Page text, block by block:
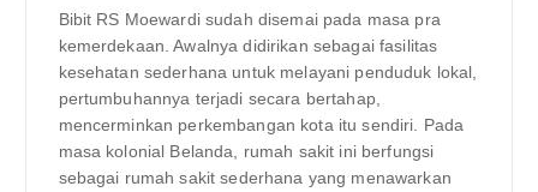
Bibit RS Moewardi sudah disemai pada masa pra
kemerdekaan. Awalnya didirikan sebagai fasilitas
kesehatan sederhana untuk melayani penduduk lokal,
pertumbuhannya terjadi secara bertahap,
mencerminkan perkembangan kota itu sendiri. Pada
masa kolonial Belanda, rumah sakit ini berfungsi
sebagai rumah sakit sederhana yang menawarkan